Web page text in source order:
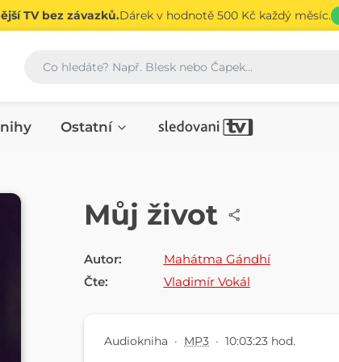
TV bez závazků.Dárek v hodnotě 500 Kč každý měsíc.
Vyhledávání
Ostatní
AUDIOKNIHA
Můj život
Autor:
Mahátma Gándhí
Čte:
Vladimír Vokál
Audiokniha · MP3 · 10:03:23 hod.